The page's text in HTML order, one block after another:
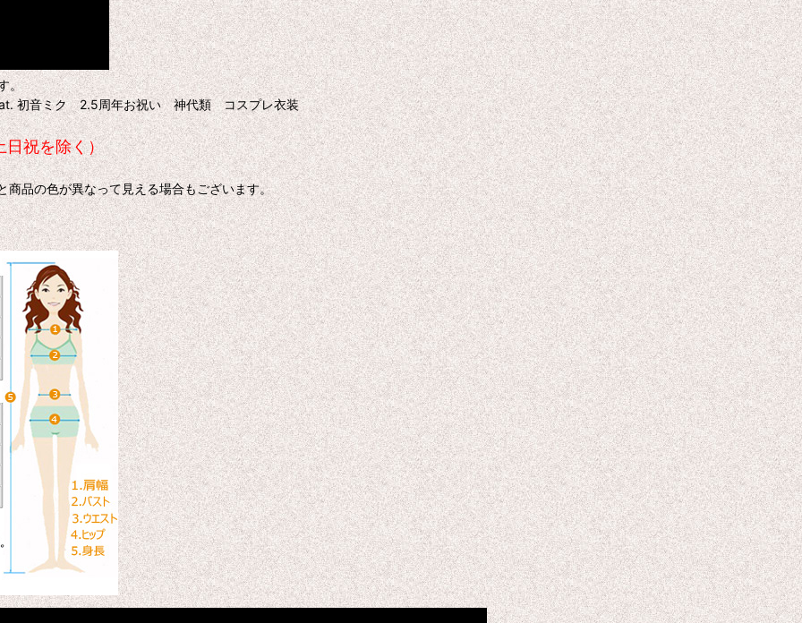
。
初音ミク 2.5周年お祝い 神代類 コスプレ衣装
日祝を除く）
商品の色が異なって見える場合もございます。